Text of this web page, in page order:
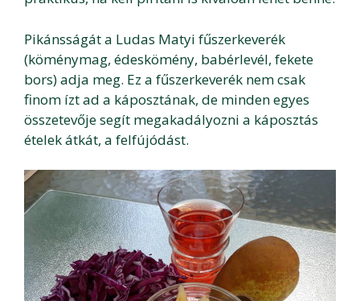
Pikánsságát a Ludas Matyi fűszerkeverék
(köménymag, édeskömény, babérlevél, fekete
bors) adja meg. Ez a fűszerkeverék nem csak
finom ízt ad a káposztának, de minden egyes
összetevője segít megakadályozni a káposztás
ételek átkát, a felfújódást.